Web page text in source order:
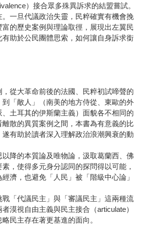
）接合眾多殊異訴求的結盟嘗試。
一旦代議政治失靈，民粹確實有機會挽
的歷史案例與理論取徑，展現出左翼民
助於公民團體思索，如何讓自身訴求銜
從大革命前後的法國、民粹初試啼聲的
「敵人」（南美的地方侍從、東歐的外
土耳其的伊斯蘭主義）面貌各不相同的
散的異質案例之間，本書為有意義的比
有助於讀者深入理解政治浪潮興衰的動
降的本質論及唯物論，汲取葛蘭西、佛
，使得多元身分認同的探問得以可能，
濟，也避免「人民」被「階級中心論」
「代議民主」與「審議民主」這兩種流
漠視自由主義與民主接合（articulate）
民主存在著更基進的面向。